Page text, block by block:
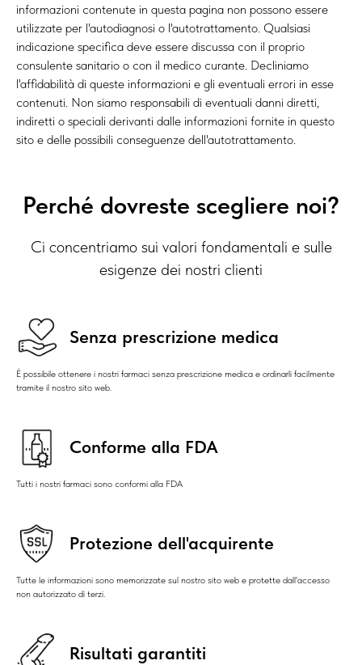
informazioni contenute in questa pagina non possono essere
utilizzate per l'autodiagnosi o l'autotrattamento. Qualsiasi
indicazione specifica deve essere discussa con il proprio
consulente sanitario o con il medico curante. Decliniamo
l'affidabilità di queste informazioni e gli eventuali errori in esse
contenuti. Non siamo responsabili di eventuali danni diretti,
indiretti o speciali derivanti dalle informazioni fornite in questo
sito e delle possibili conseguenze dell'autotrattamento.
Perché dovreste scegliere noi?
Ci concentriamo sui valori fondamentali e sulle
esigenze dei nostri clienti
Senza prescrizione medica
È possibile ottenere i nostri farmaci senza prescrizione medica e ordinarli facilmente
tramite il nostro sito web.
Conforme alla FDA
Tutti i nostri farmaci sono conformi alla FDA
Protezione dell'acquirente
Tutte le informazioni sono memorizzate sul nostro sito web e protette dall'accesso
non autorizzato di terzi.
Risultati garantiti